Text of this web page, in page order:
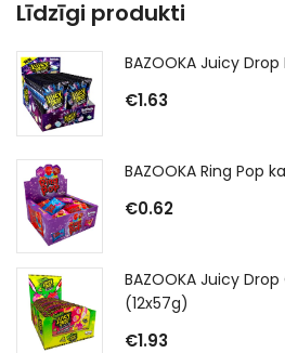
Līdzīgi produkti
BAZOOKA Juicy Drop
€1.63
BAZOOKA Ring Pop
€0.62
BAZOOKA Juicy
(12x57g)
€1.93